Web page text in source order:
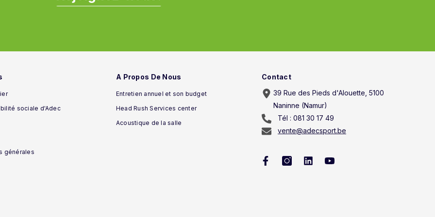
sociale d'Adec
générales
A Propos De Nous
Entretien annuel et son budget
Head Rush Services center
Acoustique de la salle
Contact
39 Rue des Pieds d'Alouette, 5100
Naninne (Namur)
Tél : 081 30 17 49
vente@adecsport.be